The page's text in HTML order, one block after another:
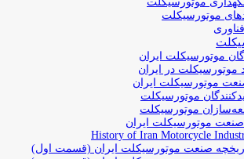
موتورسیکلت
موتورسیکلت ایران
موتورسیکلت در ایران
موتورسیکلت ایران
موتورسیکلت
موتورسیکلت
صنعت موتورسیکلت ایران
History of Iran Motorcycle
صنعت موتورسیکلت ایران (قسمت اول)